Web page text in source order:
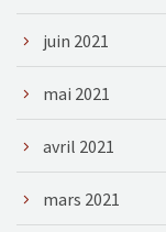
juin 2021
mai 2021
avril 2021
mars 2021